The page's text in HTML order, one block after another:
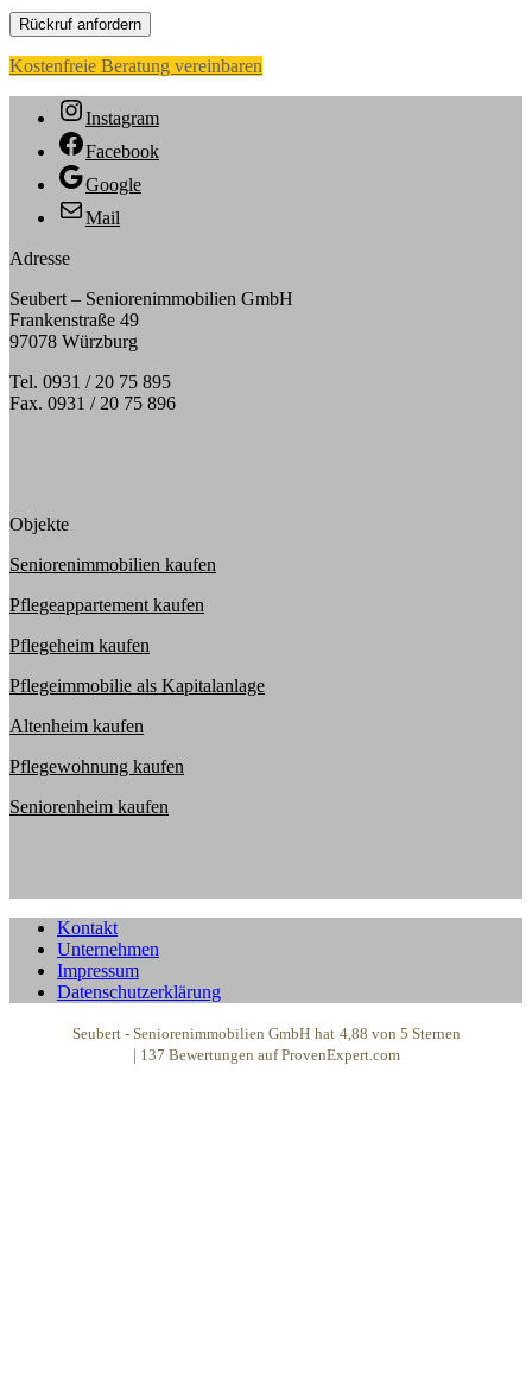
Kostenfreie Beratung vereinbaren
Instagram
Facebook
Google
Mail
Adresse
Seubert – Seniorenimmobilien GmbH
Frankenstraße 49
97078 Würzburg
Tel. 0931 / 20 75 895
Fax. 0931 / 20 75 896
Objekte
Seniorenimmobilien kaufen
Pflegeappartement kaufen
Pflegeheim kaufen
Pflegeimmobilie als Kapitalanlage
Altenheim kaufen
Pflegewohnung kaufen
Seniorenheim kaufen
Kontakt
Unternehmen
Impressum
Datenschutzerklärung
Seubert - Seniorenimmobilien GmbH hat 4,88 von 5 Sternen
137 Bewertungen auf ProvenExpert.com